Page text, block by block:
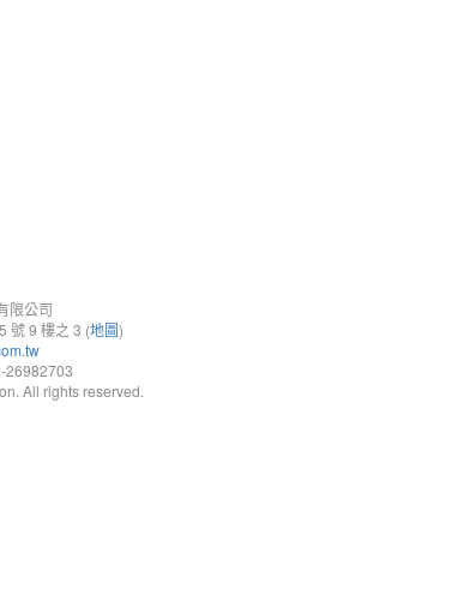
限公司
號 9 樓之 3 (地圖)
26982703
All rights reserved.